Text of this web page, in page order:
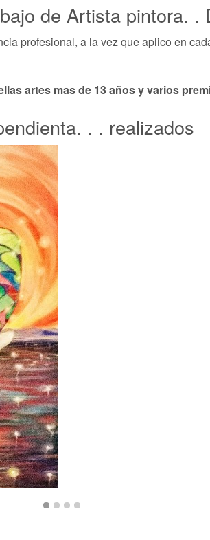
de Artista pintora. .
profesional, a la vez que aplico en
artes mas de 13 años y varios
. . realizados